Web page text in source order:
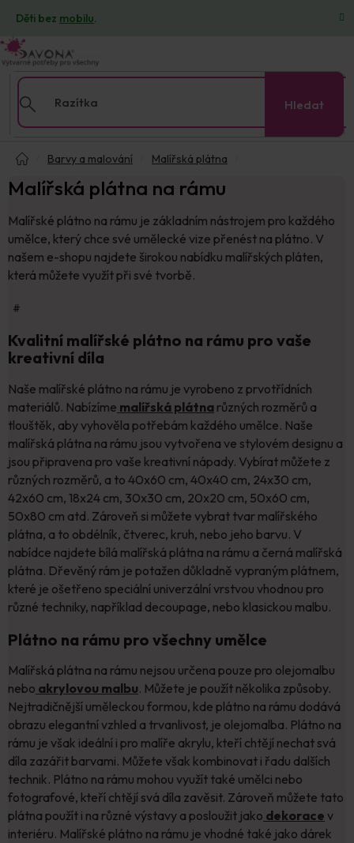
obsah
Děti bez mobilu.
Hledat
Barvy a malování
Malířská plátna
Malířská plátna na rámu
Malířské plátno na rámu je základním nástrojem pro každého
umělce, který chce své umělecké vize přenést na plátno. V
našem e-shopu najdete širokou nabídku malířských pláten,
která můžete využít při své tvorbě.
#
Kvalitní malířské plátno na rámu pro vaše
kreativní díla
Naše malířské plátno na rámu je vyrobeno z prvotřídních
materiálů. Nabízíme malířská plátna různých rozměrů a
tlouštěk, aby vyhověla potřebám každého umělce. Naše
malířská plátna na rámu jsou vytvořena ve stylovém designu a
jsou připravena pro vaše kreativní nápady. Vybírat můžete z
různých rozměrů, a to 40x60 cm, 40x40 cm, 24x30 cm,
42x60 cm, 18x24 cm, 30x30 cm, 20x20 cm, 50x60 cm,
50x80 cm atd. Zároveň si můžete vybrat tvar malířského
plátna, a to obdélník, čtverec, kruh, nebo jeho barvu. V
nabídce najdete bílá malířská plátna na rámu a černá malířská
plátna. Dřevěný rám je potažen důkladně vypraným plátnem,
které je ošetřeno speciální univerzální vrstvou vhodnou pro
různé techniky, například decoupage, nebo klasickou malbu.
Plátno na rámu pro všechny umělce
Malířská plátna na rámu nejsou určena pouze pro olejomalbu
nebo akrylovou malbu. Můžete je použít několika způsoby.
Nejtradičnější uměleckou formou, kde plátno na rámu dodává
obrazu elegantní vzhled a trvanlivost, je olejomalba. Plátno na
rámu je však ideální i pro malíře akrylu, kteří chtějí nechat svá
díla zazářit barvami. Můžete však kombinovat i řadu dalších
technik. Plátno na rámu mohou využít také umělci nebo
fotografové, kteří chtějí svá díla zavěsit. Zároveň můžete tato
plátna použít i na různé výstavy a posloužit jako dekorace v
interiéru. Malířské plátno na rámu je vhodné také jako dárek